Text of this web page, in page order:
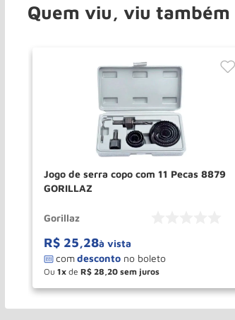
Quem viu, viu também
Jogo de serra copo com 11 Pecas 8879
GORILLAZ
Gorillaz
R$ 25,28à vista
Ou 1 de R$ 28 20
＋
－ COMPRAR